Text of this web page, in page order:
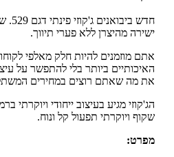
חדש
ישירה מהיצרן ללא פערי תיווך.
אתם מוזמנים להיות חלק מאלפי
האיכותיים ביותר בלי להתפשר על
את מה שאתם רוצים במחירים
הג'קוזי מגיע בעיצוב ייחודי ויוקרתי
שקוף ויוקרתי תפעול קל ונוח.
מפרט: